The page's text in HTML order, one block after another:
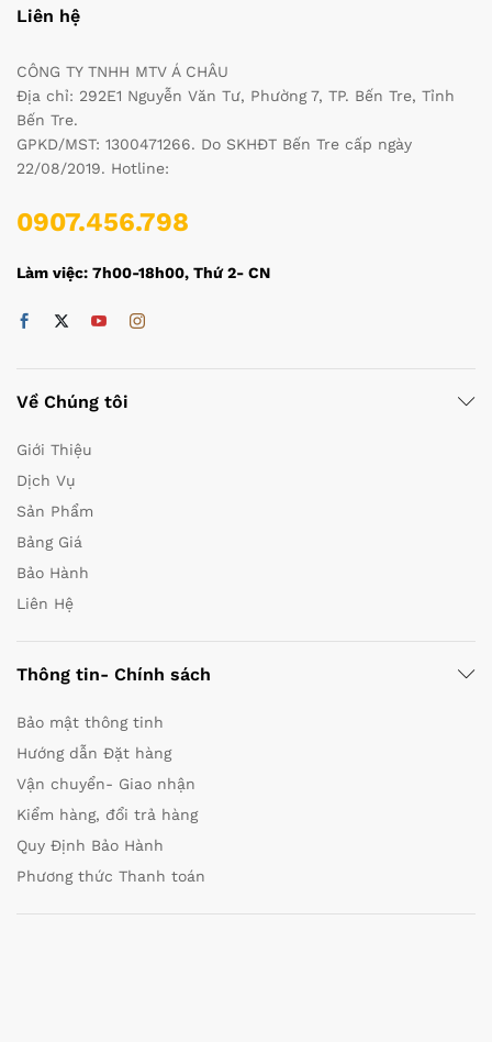
Liên hệ
CÔNG TY TNHH MTV Á CHÂU
Địa chỉ: 292E1 Nguyễn Văn Tư, Phường 7, TP. Bến Tre, Tỉnh
Bến Tre.
GPKD/MST: 1300471266. Do SKHĐT Bến Tre cấp ngày
22/08/2019. Hotline:
0907.456.798
Làm việc: 7h00-18h00, Thứ 2- CN
Về Chúng tôi
Giới Thiệu
Dịch Vụ
Sản Phẩm
Bảng Giá
Bảo Hành
Liên Hệ
Thông tin- Chính sách
Bảo mật thông tinh
Hướng dẫn Đặt hàng
Vận chuyển- Giao nhận
Kiểm hàng, đổi trả hàng
Quy Định Bảo Hành
Phương thức Thanh toán